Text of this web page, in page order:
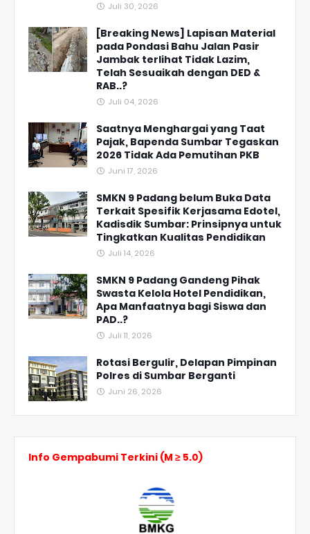
Juli 30, 2026
[Breaking News] Lapisan Material
pada Pondasi Bahu Jalan Pasir
Jambak terlihat Tidak Lazim,
Telah Sesuaikah dengan DED &
RAB..?
Juli 04, 2026
Saatnya Menghargai yang Taat
Pajak, Bapenda Sumbar Tegaskan
2026 Tidak Ada Pemutihan PKB
Juni 17, 2026
SMKN 9 Padang belum Buka Data
Terkait Spesifik Kerjasama Edotel,
Kadisdik Sumbar: Prinsipnya untuk
Tingkatkan Kualitas Pendidikan
Juli 14, 2026
SMKN 9 Padang Gandeng Pihak
Swasta Kelola Hotel Pendidikan,
Apa Manfaatnya bagi Siswa dan
PAD..?
Juli 11, 2026
Rotasi Bergulir, Delapan Pimpinan
Polres di Sumbar Berganti
Juni 26, 2026
Info Gempabumi Terkini (M ≥ 5.0)